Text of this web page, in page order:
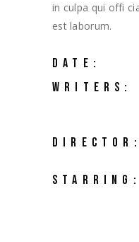
in culpa qui offi
est laborum.
DATE:
WRITERS:
DIRECTOR:
STARRING: